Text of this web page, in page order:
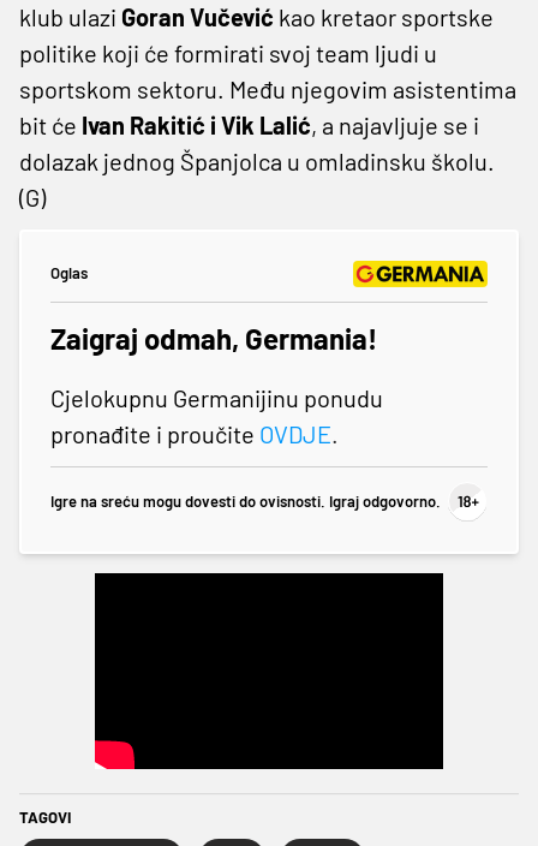
klub ulazi Goran Vučević kao kretaor sportske
politike koji će formirati svoj team ljudi u
sportskom sektoru. Među njegovim asistentima
bit će Ivan Rakitić i Vik Lalić, a najavljuje se i
dolazak jednog Španjolca u omladinsku školu.
(G)
Oglas
Zaigraj odmah, Germania!
Cjelokupnu Germanijinu ponudu
pronađite i proučite OVDJE.
Igre na sreću mogu dovesti do ovisnosti. Igraj odgovorno.
TAGOVI